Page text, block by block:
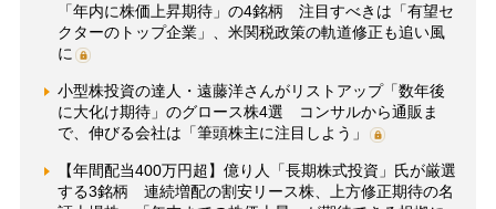
「年内に株価上昇期待」の4銘柄 注目すべきは「有望セ
クターのトップ企業」、米関税政策の軌道修正も追い風
に
小型株投資の達人・遠藤洋さんがリストアップ「数年後
に大化け期待」のグロース株4選 コンサルから通販ま
で、伸びる会社は「筆頭株主に注目しよう」
【年間配当400万円超】億り人「長期株式投資」氏が厳選
する3銘柄 連続増配の割安リース株、上方修正期待の名